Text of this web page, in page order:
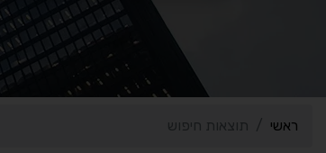
ראשי תוצאות חיפוש